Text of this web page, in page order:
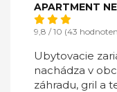
APARTMENT
9,8 / 10 (43
Ubytovacie
nachádza v
záhradu, gril a